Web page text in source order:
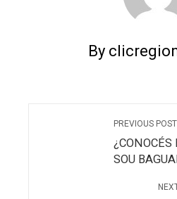
By
PREVIOUS POST
¿CONOCÉS
SOU